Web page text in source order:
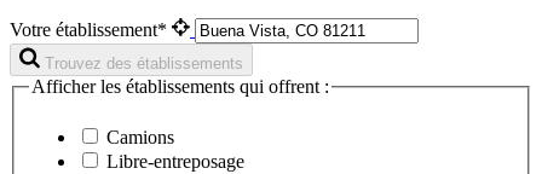
Votre établissement*
Trouvez des établissements
Afficher les établissements qui offrent :
Camions
Libre-entreposage